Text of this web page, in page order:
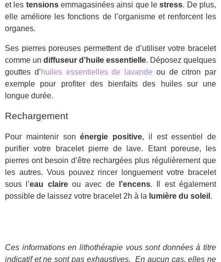
et les tensionsemmagasinées ainsi que lestress. De plus,
elle améliore les fonctions de l’organisme et renforcent les
organes.
Ses pierres poreuses permettent de d’utiliser votre bracelet
comme un diffuseur d’huile essentielle. Déposez quelques
gouttes d’huiles essentielles de lavande ou de citron par
exemple pour profiter des bienfaits des huiles sur une
longue durée.
Rechargement
Pour maintenir sonénergie positive, il est essentiel de
purifier votre bracelet pierre de lave. Etant poreuse, les
pierres ont besoin d’être rechargées plus régulièrement que
les autres. Vous pouvez rincer longuement votre bracelet
sous l’eau claireou avec de l’encens. Il est également
possible de laissez votre bracelet 2h à la lumière du soleil .
Ces informations en lithothérapie vous sont données à titre
indicatif et ne sont pas exhaustives.En aucun cas, elles ne